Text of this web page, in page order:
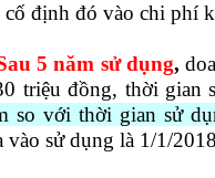
cố định đó vào chi phí
5 năm sử dụng,
triệu đồng, thời gian
so với thời gian sử
vào sử dụng là 1/1/